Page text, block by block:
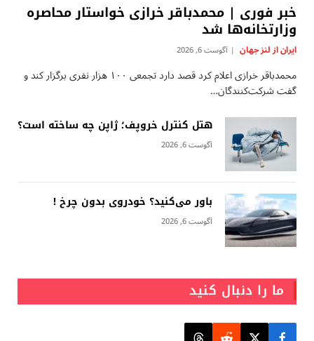
خبر فوری | محمدباقر خرازی خواستار محاصره
وزارتخانه‌ها شد
ایران از لنز جهان آگوست 6, 2026
محمدباقر خرازی اعلام کرد قصد دارد تجمعی ۱۰۰ هزار نفری برگزار کند و
گفت شرکت‌کنندگان…
هتل کنترل خروپف؛ ژاپن چه ساخته است؟
آگوست 6, 2026
باور می‌کنید؟ خودروی بدون چرخ !
آگوست 6, 2026
ما را دنبال کنید